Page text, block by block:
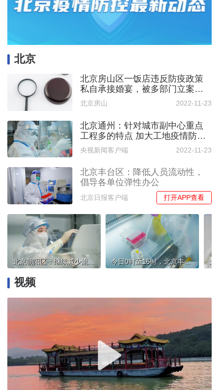
北京
北京房山区一饭店违反防疫政策
私自承接婚宴，被多部门立案查
处
北京房山 2022-11-23
北京通州：针对城市副中心重点
工程多的特点 加大工地疫情防控
日常检查
央视新闻客户端 2022-11-23
北京丰台区：降低人员流动性，
倡导各单位弹性办公
北京日报客户端 打开APP查看
北京朝阳区：继续减少流动，非必要不出本小区，就近核酸检测 今日0时至15时，北京丰台区新增55例感染者
视频